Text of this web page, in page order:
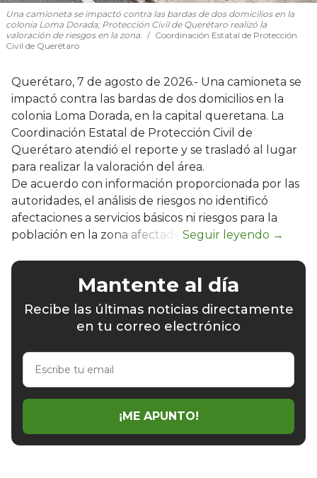
Una camioneta se impactó contra las bardas de dos domicilios en la
colonia Loma Dorada; Protección Civil de Querétaro realizó la
valoración de riesgos en la zona.
Coordinación Estatal de Protección
Civil de Querétaro
Querétaro, 7 de agosto de 2026.- Una camioneta se
impactó contra las bardas de dos domicilios en la
colonia Loma Dorada, en la capital queretana. La
Coordinación Estatal de Protección Civil de
Querétaro atendió el reporte y se trasladó al lugar
para realizar la valoración del área.
De acuerdo con información proporcionada por las
autoridades, el análisis de riesgos no identificó
afectaciones a servicios básicos ni riesgos para la
población en la zona afectada.
Mantente al día
Recibe las últimas noticias directamente
en tu correo electrónico
Escribe
email
¡ME APUNTO!